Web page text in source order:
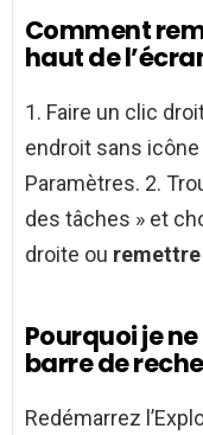
Comment
haut de
1. Faire un clic
endroit sans
Paramètres. 2.
des tâches » et
droite ou remettre
Pourquoi je
barre de
Redémarrez